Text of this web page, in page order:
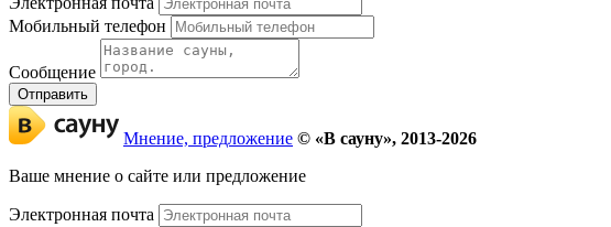
Мобильный телефон
Сообщение
Мнение, предложение © «В сауну», 2013-2026
Ваше мнение о сайте или предложение
Электронная почта